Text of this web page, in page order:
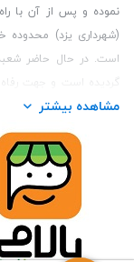
نموده و پس از آن با
(شهرداری یزد)
است. در حال حاضر
گردیده است و جهت
استان یزد و همچنین
نموده است. هدف
مطمئن، با کالاهای
بتواند در مدت زمان
تحویل بگیرد و در
بازگشت کالا هم
انعقاد قرارداد با
مشاهده بیشتر